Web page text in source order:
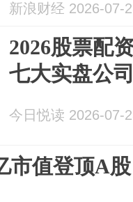
新浪财经 2026-07-
2026股票配
七大实盘公
今日悦读 2026-07-
市值登顶A股